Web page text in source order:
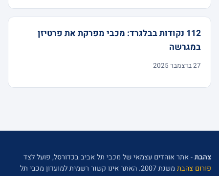
112 נקודות בבלגרד: מכבי מפרקת את פרטיזן
במגרשה
27 בדצמבר 2025
צהבת- אתר אוהדים עצמאי של מכבי תל אביב בכדורסל, פועל לצד
פורום צהבת
משנת 2007. האתר אינו קשור רשמית למועדון מכבי תל